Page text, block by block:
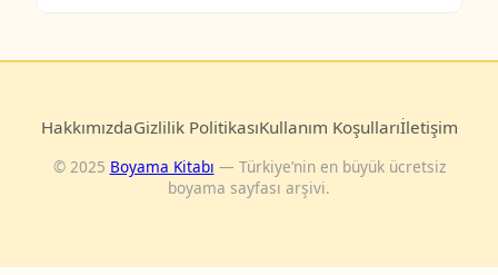
HakkımızdaGizlilik PolitikasıKullanım Koşullarıİletişim
© 2025 Boyama Kitabı — Türkiye’nin en büyük ücretsiz
boyama sayfası arşivi.